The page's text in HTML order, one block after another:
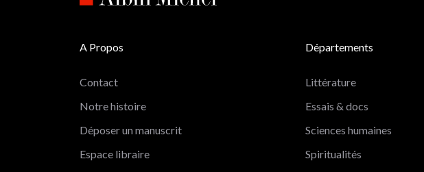
A Propos
Contact
Notre histoire
Déposer un manuscrit
Espace libraire
Départements
Littérature
Essais & docs
Sciences humaines
Spiritualités